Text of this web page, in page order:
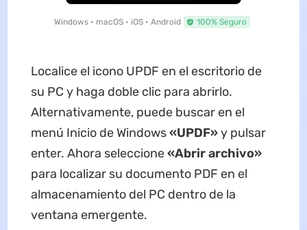
Windows • macOS • iOS • Android 100% Seguro
Localice el icono UPDF en el escritorio de
su PC y haga doble clic para abrirlo.
Alternativamente, puede buscar en el
menú Inicio de Windows«UPDF»y pulsar
enter. Ahora seleccione«Abrir archivo»
para localizar su documento PDF en el
almacenamiento del PC dentro de la
ventana emergente.